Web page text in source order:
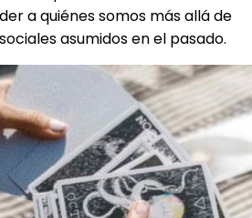
a quiénes somos más allá de
asumidos en el pasado.